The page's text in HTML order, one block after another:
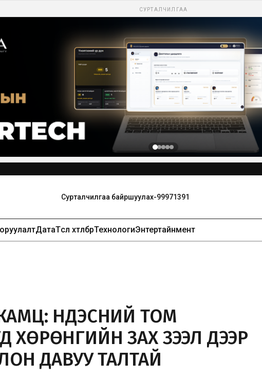
СУРТАЛЧИЛГАА
оруулалтДатаТөсөл хөтөлбөрТехнологиЭнтертайнмент
ҮНДЭСНИЙ ТОМ
ХӨРӨНГИЙН ЗАХ ЗЭЭЛ ДЭЭР
ДАВУУ ТАЛТАЙ